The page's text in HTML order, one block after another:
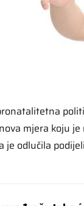
mjera koju
je odlučila